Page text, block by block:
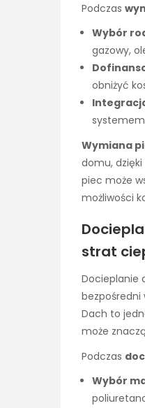
Podczas
Wybór
gazowy,
obniżyć
Wymiana
domu,
piec może
możliwości
strat
Docieplanie
bezpośredni
Dach to
może
Podczas
Wybór